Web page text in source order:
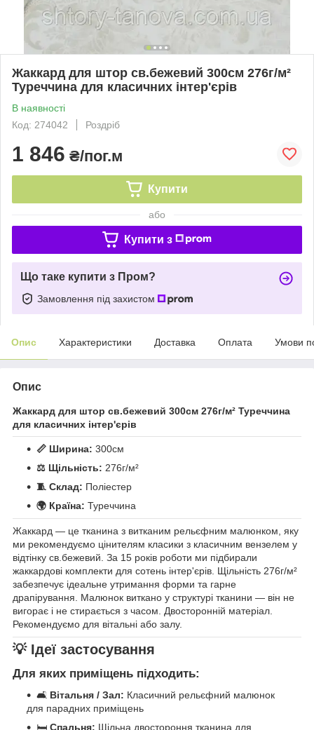
Жаккард для штор св.бежевий 300см 276г/м²
Туреччина для класичних інтер'єрів
В наявності
Код: 274042
Роздріб
1 846 ₴/пог.м
Купити
або
Купити з
Що таке купити з Пром?
Замовлення під захистом
Опис Характеристики Доставка Оплата Умови
Опис
Жаккард для штор св.бежевий 300см 276г/м² Туреччина
для класичних інтер'єрів
📏 Ширина: 300см
⚖️ Щільність: 276г/м²
🧵 Склад: Поліестер
🌍 Країна: Туреччина
Жаккард — це тканина з витканим рельєфним малюнком, яку
ми рекомендуємо цінителям класики з класичним вензелем у
відтінку св.бежевий. За 15 років роботи ми підбирали
жаккардові комплекти для сотень інтер'єрів. Щільність 276г/м²
забезпечує ідеальне утримання форми та гарне
драпірування. Малюнок виткано у структурі тканини — він не
вигорає і не стирається з часом. Двосторонній матеріал.
Рекомендуємо для вітальні або залу.
💡 Ідеї застосування
Для яких приміщень підходить:
🛋️ Вітальня / Зал: Класичний рельєфний малюнок
для парадних приміщень
🛏️ Спальня: Щільна двостороння тканина для